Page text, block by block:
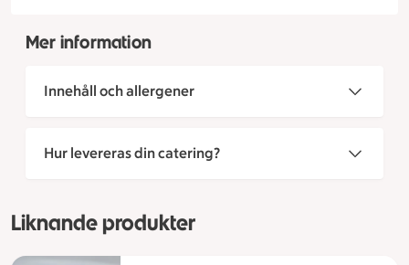
Mer information
Innehåll och allergener
Hur levereras din catering?
Liknande produkter